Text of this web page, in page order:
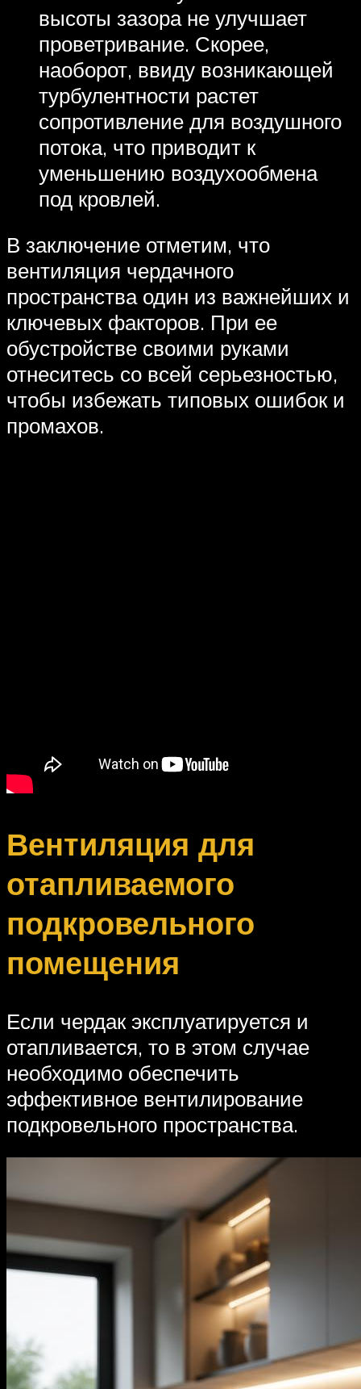
высоты зазора не улучшает
проветривание. Скорее,
наоборот, ввиду возникающей
турбулентности растет
сопротивление для воздушного
потока, что приводит к
уменьшению воздухообмена
под кровлей.
В заключение отметим, что
вентиляция чердачного
пространства один из важнейших и
ключевых факторов. При ее
обустройстве своими руками
отнеситесь со всей серьезностью,
чтобы избежать типовых ошибок и
промахов.
Вентиляция для
отапливаемого
подкровельного
помещения
Если чердак эксплуатируется и
отапливается, то в этом случае
необходимо обеспечить
эффективное вентилирование
подкровельного пространства.